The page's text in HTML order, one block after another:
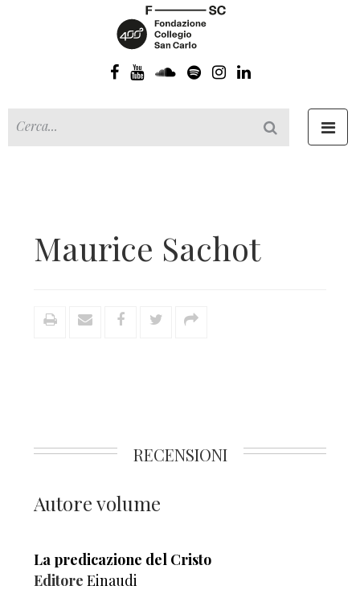
Maurice Sachot
RECENSIONI
Autore volume
La predicazione del Cristo
Editore Einaudi